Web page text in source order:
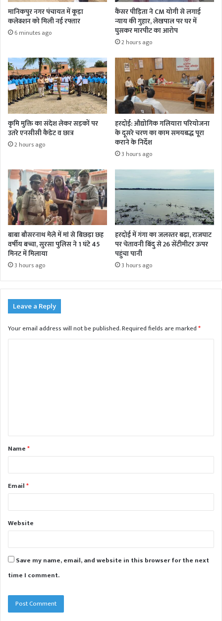
मानिकपुर नगर पंचायत में कूड़ा
कलेक्शन को मिली नई रफ्तार
6 minutes ago
कैंसर पीड़िता ने CM योगी से लगाई
न्याय की गुहार, लेखपाल पर घर में
घुसकर मारपीट का आरोप
2 hours ago
कृमि मुक्ति का संदेश लेकर सड़कों पर
उतरे एनसीसी कैडेट व छात्र
2 hours ago
हरदोई: औद्योगिक गलियारा परियोजना
के दूसरे चरण का काम समयबद्ध पूरा
कराने के निर्देश
3 hours ago
बाबा बौसरनाथ मेले में मां से बिछड़ा छह
वर्षीय बच्चा, सुरसा पुलिस ने 1 घंटे 45
मिनट में मिलाया
3 hours ago
हरदोई में गंगा का जलस्तर बढ़ा, राजघाट
पर चेतावनी बिंदु से 26 सेंटीमीटर ऊपर
पहुंचा पानी
3 hours ago
Leave a Reply
Your email address will not be published.Required fields are marked*
t
*Name*
Email*
Website
Save my name, email, and website in this browser for the next
time I comment.